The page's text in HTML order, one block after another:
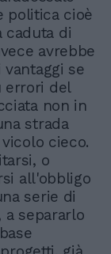
politica cioè
caduta di
avrebbe
se
errori del
non in
strada
cieco.
o
all'obbligo
serie di
a separarlo